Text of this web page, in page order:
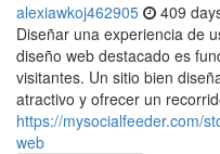
alexiawkoj462905 409
Diseñar una experiencia de
diseño web destacado es
visitantes. Un sitio bien
atractivo y ofrecer un
https://mysocialfeeder.com/
web